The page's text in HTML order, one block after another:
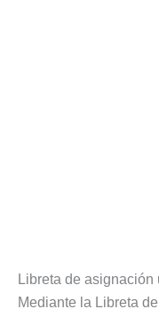
Libreta de
Mediante la Libreta